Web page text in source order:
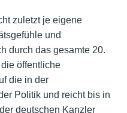
zuletzt je eigene
und
durch das gesamte 20.
öffentliche
die in der
Politik und reicht bis in
deutschen Kanzler